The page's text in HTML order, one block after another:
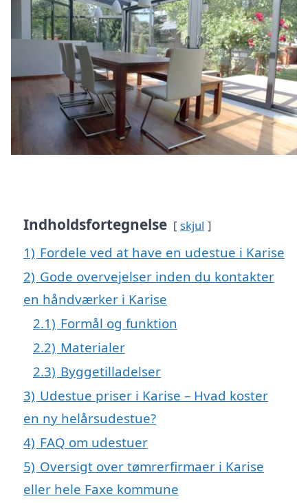
Indholdsfortegnelse skjul
1) Fordele ved at have en udestue i Karise
2) Gode overvejelser inden du kontakter
en håndværker i Karise
2.1) Formål og funktion
2.2) Materialer
2.3) Byggetilladelser
3) Udestue priser i Karise – Hvad koster
en ny helårsudestue?
4) FAQ om udestuer
5) Oversigt over tømrerfirmaer i Karise
eller hele Faxe kommune